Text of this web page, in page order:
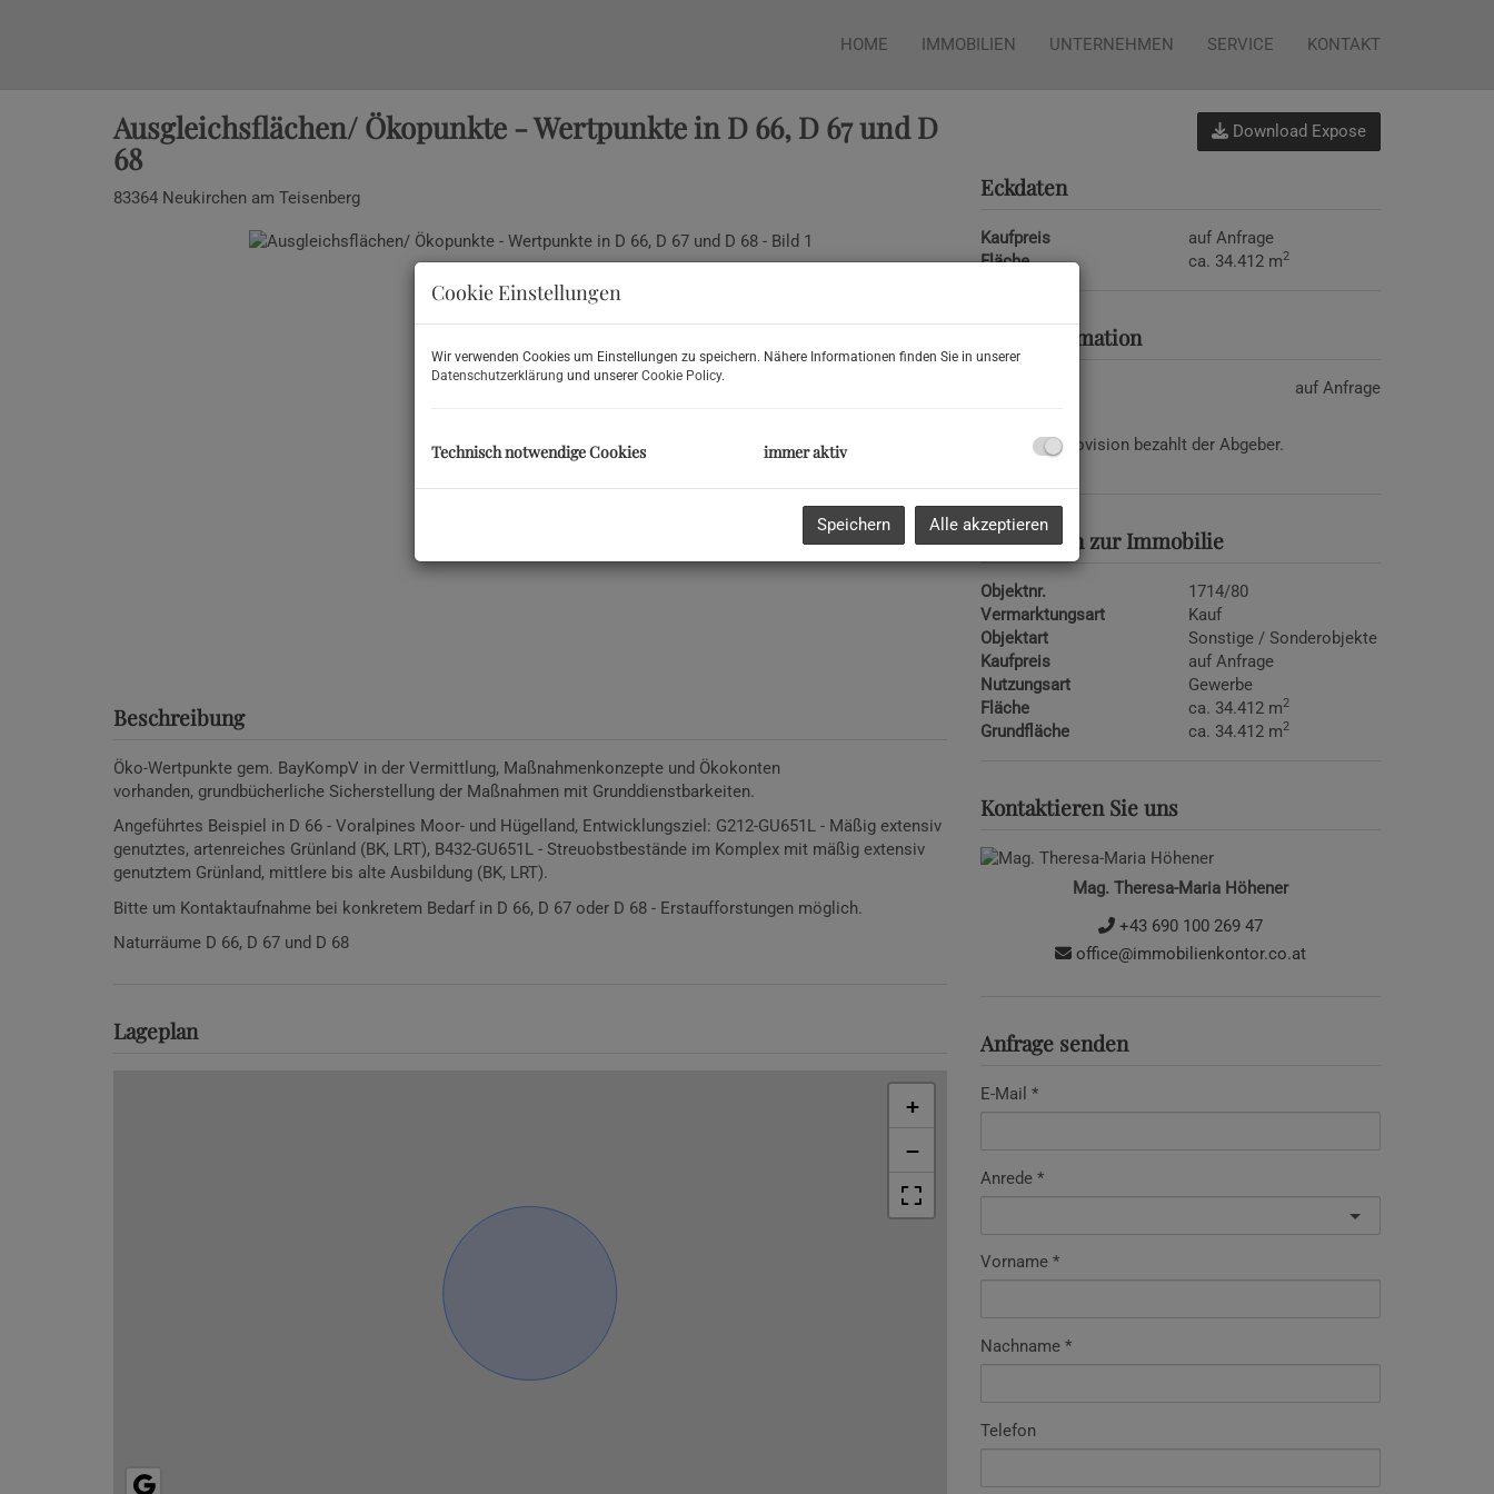
HOME IMMOBILIEN UNTERNEHMEN SERVICE KONTAKT
Ausgleichsflächen/ Ökopunkte - Wertpunkte in D 66, D 67 und D
68
83364 Neukirchen am Teisenberg
Beschreibung
Öko-Wertpunkte gem. BayKompV in der Vermittlung, Maßnahmenkonzepte und Ökokonten
vorhanden, grundbücherliche Sicherstellung der Maßnahmen mit Grunddienstbarkeiten.
Angeführtes Beispiel in D 66 - Voralpines Moor- und Hügelland, Entwicklungsziel: G212-GU651L - Mäßig extensiv
genutztes, artenreiches Grünland (BK, LRT), B432-GU651L - Streuobstbestände im Komplex mit mäßig extensiv
genutztem Grünland, mittlere bis alte Ausbildung (BK, LRT).
Bitte um Kontaktaufnahme bei konkretem Bedarf in D 66, D 67 oder D 68 - Erstaufforstungen möglich.
Naturräume D 66, D 67 und D 68
Lageplan
+
−
Download Expose
Eckdaten
Kaufpreis
auf Anfrage
Fläche
ca. 34.412 m2
Preisinformation
auf Anfrage
Provision: Provision bezahlt der Abgeber.
Basisdaten zur Immobilie
Objektnr.
1714/80
Vermarktungsart
Kauf
Objektart
Sonstige / Sonderobjekte
Kaufpreis
auf Anfrage
Nutzungsart
Gewerbe
Fläche
ca. 34.412 m2
Grundfläche ca. 34.412 m2
Kontaktieren Sie uns
Mag. Theresa-Maria Höhener
+43 690 100 269 47
office@immobilienkontor.co.at
Anfrage senden
E-Mail
Anrede
Vorname
Nachname
Telefon
Cookie Einstellungen
Wir verwenden Cookies um Einstellungen zu speichern. Nähere Informationen finden Sie in unserer
Datenschutzerklärung und unserer Cookie Policy.
Technisch notwendige Cookies immer aktiv
Speichern Alle akzeptieren